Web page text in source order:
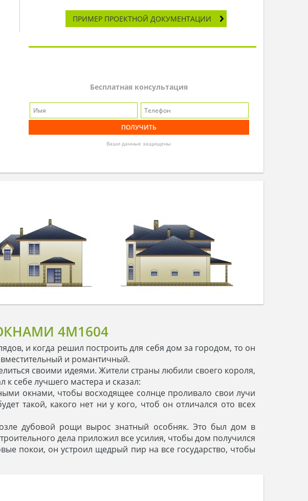
ПРИМЕР ПРОЕКТНОЙ ДОКУМЕНТАЦИИ
Бесплатная консультация
Ваши данные защищены
4M1604
и когда решил построить для себя дом за городом, то он
и романтичный.
своими идеями. Жители страны любили своего короля,
себе лучшего мастера и сказал:
окнами, чтобы восходящее солнце проливало свои лучи
такой, какого нет ни у кого, чтоб он отличался ото всех
дубовой рощи вырос знатный особняк. Это был дом в
дела приложил все усилия, чтобы дом получился
покои, он устроил щедрый пир на все государство, чтобы